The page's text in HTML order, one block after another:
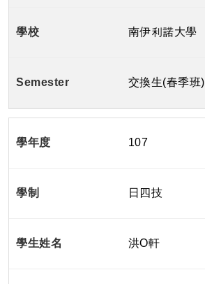
南伊利諾大學
交換生(春季班)
107
日四技
洪O軒